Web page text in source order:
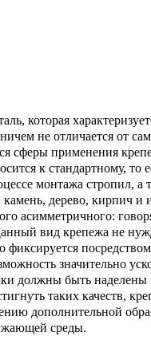
которая
не отличается от
сферы применения
к стандартному,
монтажа стропил,
дерево, кирпич
асимметричного:
вид крепежа не
значительно
должны быть
таких качеств,
дополнительной
среды.